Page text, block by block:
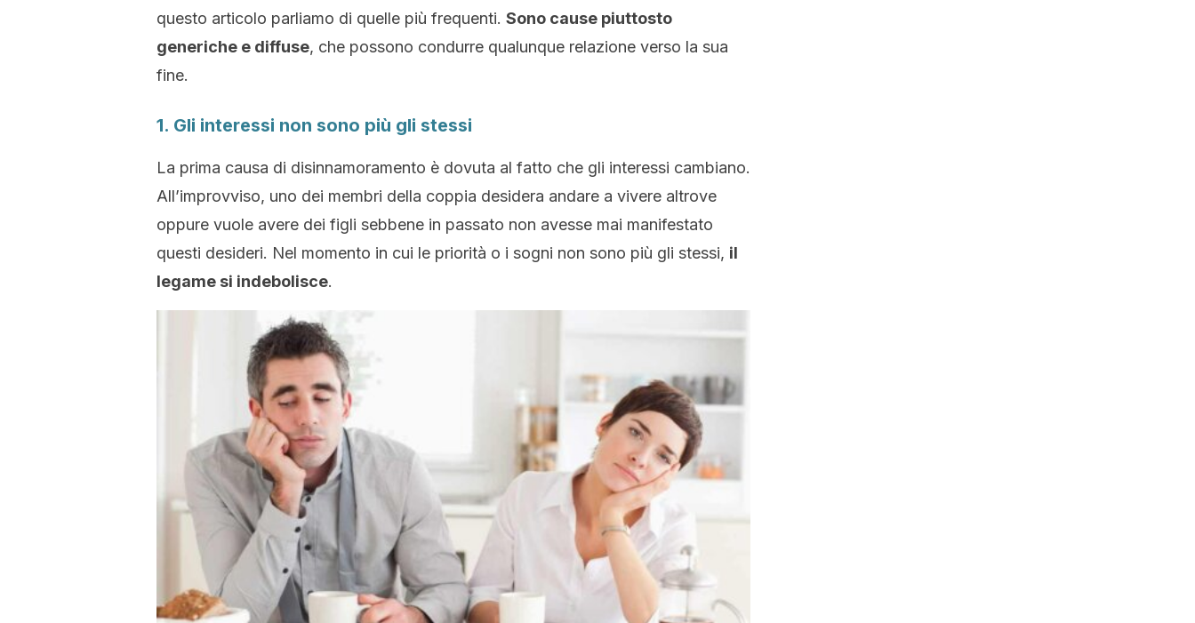
questo articolo parliamo di quelle più frequenti. Sono cause piuttosto
generiche e diffuse, che possono condurre qualunque relazione verso la sua
fine.
1. Gli interessi non sono più gli stessi
La prima causa di disinnamoramento è dovuta al fatto che gli interessi cambiano.
All’improvviso, uno dei membri della coppia desidera andare a vivere altrove
oppure vuole avere dei figli sebbene in passato non avesse mai manifestato
questi desideri. Nel momento in cui le priorità o i sogni non sono più gli stessi, il
legame si indebolisce.